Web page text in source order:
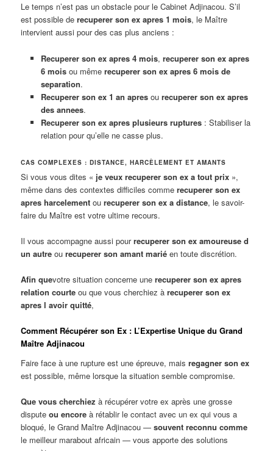
Le temps n’est pas un obstacle pour le Cabinet Adjinacou. S’il
est possible derecuperer son ex apres 1 mois, le Maître
intervient aussi pour des cas plus anciens :
Recuperer son ex apres 4 mois, recuperer son ex apres
6 moisou même recuperer son ex apres 6 mois de
separation.
Recuperer son ex 1 an apresou recuperer son ex apres
des annees.
Recuperer son ex apres plusieurs ruptures: Stabiliser la
relation pour qu’elle ne casse plus.
CAS COMPLEXES : DISTANCE, HARCÈLEMENT ET AMANTS
Si vous vous dites « je veux recuperer son ex a tout prix »,
même dans des contextes difficiles commerecuperer son ex
apres harcelement ourecuperer son ex a distance, le savoir-
faire du Maître est votre ultime recours.
Il vous accompagne aussi pourrecuperer son ex amoureuse d
un autre ourecuperer son amant marié en toute discrétion.
Afin quevotre situation concerne unerecuperer son ex apres
relation courte ou que vous cherchiez àrecuperer son ex
apres l avoir quitté,
Comment Récupérer son Ex : L’Expertise Unique du Grand
Maître Adjinacou
Faire face à une rupture est une épreuve, maisregagner son ex
est possible, même lorsque la situation semble compromise.
Que vous cherchiez à récupérer votre ex après une grosse
disputeou encore à rétablir le contact avec un ex qui vous a
bloqué, le Grand Maître Adjinacou —souvent reconnu comme
le meilleur marabout africain — vous apporte des solutions